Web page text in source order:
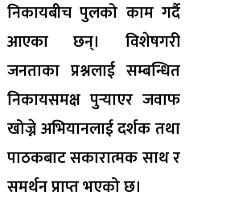
निकायबीच पुलको काम गर्दै
आएका छन्। विशेषगरी
जनताका प्रश्नलाई सम्बन्धित
निकायसमक्ष पुर्‍याएर जवाफ
खोज्ने अभियानलाई दर्शक तथा
पाठकबाट सकारात्मक साथ र
समर्थन प्राप्त भएको छ।